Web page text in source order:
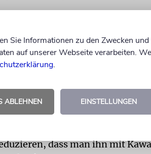
das sich sehr
werden. Aber man muss
Gottesdienste be-
Gemeinde angenommen
dass man ihn mit
Sie Informationen zu den Zwecken
auf unserer Webseite verarbeiten.
.
ABLEHNEN EINSTELLUNGEN